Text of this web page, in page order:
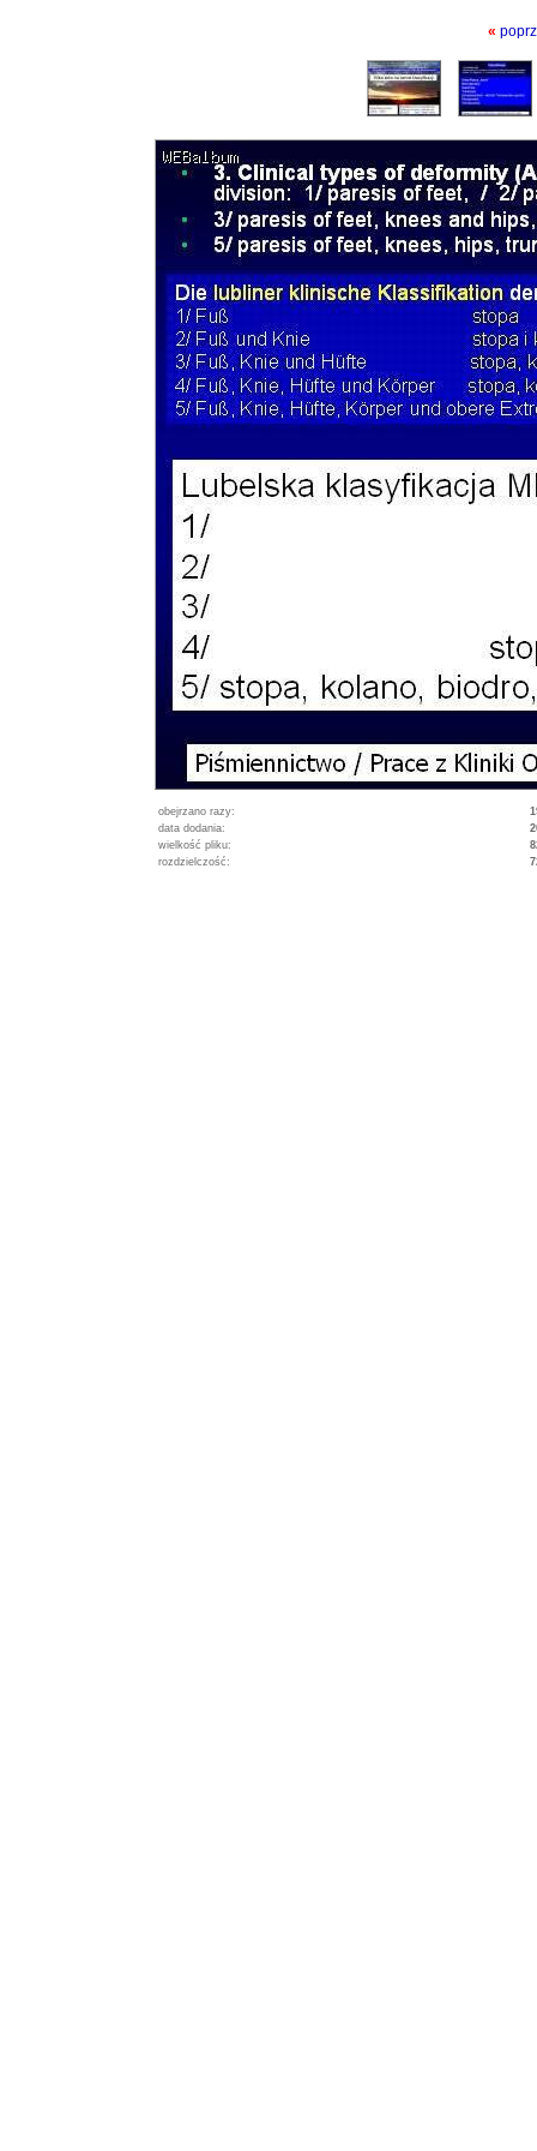
«
obejrzano razy:
data dodania:
wielkość pliku:
rozdzielczość: